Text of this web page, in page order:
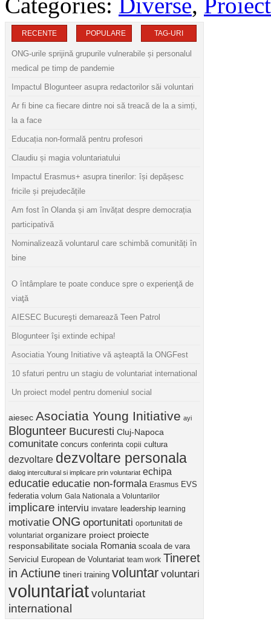
RECENTE POPULARE TAG-URI
ONG-urile sprijină grupurile vulnerabile și personalul
medical pe timp de pandemie
Impactul Blogunteer asupra redactorilor săi voluntari
Ar fi bine ca fiecare dintre noi să treacă de la a simți,
la a face
Educația non-formală pentru profesori
Claudiu și magia voluntariatului
Impactul Erasmus+ asupra tinerilor: își depășesc
fricile și prejudecățile
Am fost în Olanda și am învățat despre democrația
participativă
Nominalizează voluntarul care schimbă comunități în
bine
O întâmplare te poate conduce spre o experienţă de
viaţă
AIESEC Bucureşti demarează Teen Patrol
Blogunteer îşi extinde echipa!
Asociatia Young Initiative vă aşteaptă la ONGFest
10 sfaturi pentru un stagiu de voluntariat international
Un proiect model pentru domeniul social
aiesec Asociatia Young Initiative ayi
Blogunteer Bucuresti Cluj-Napoca
comunitate concurs conferinta copii cultura
dezvoltare dezvoltare personala
dialog intercultural si implicare prin voluntariat echipa
educatie educatie non-formala Erasmus EVS
federatia volum Gala Nationala a Voluntarilor
implicare interviu invatare leadership learning
motivatie ONG oportunitati oportunitati de
voluntariat organizare proiect proiecte
responsabilitate sociala Romania scoala de vara
Serviciul European de Voluntariat team work Tineret
in Actiune tineri training voluntar voluntari
voluntariatvoluntariat
international